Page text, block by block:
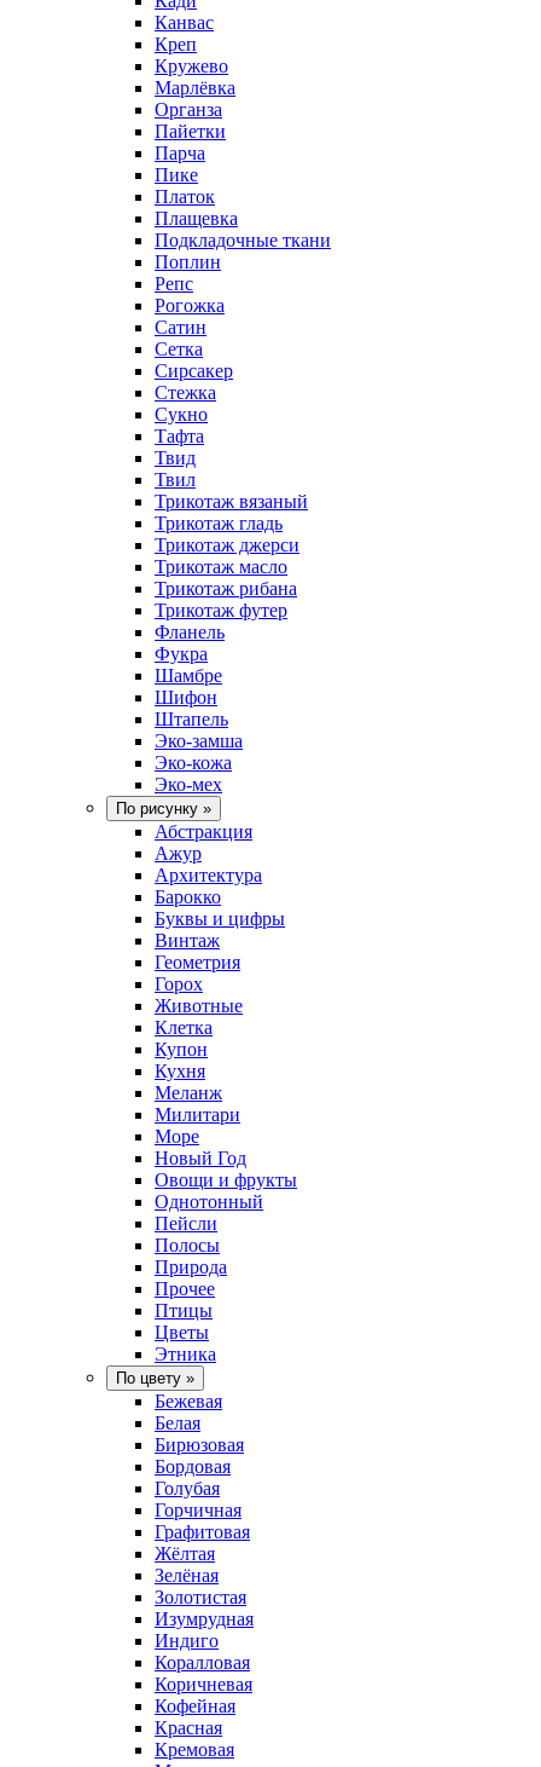
Канвас
Креп
Кружево
Марлёвка
Органза
Пайетки
Парча
Пике
Платок
Плащевка
Подкладочные ткани
Поплин
Репс
Рогожка
Сатин
Сетка
Сирсакер
Стежка
Сукно
Тафта
Твид
Твил
Трикотаж вязаный
Трикотаж гладь
Трикотаж джерси
Трикотаж масло
Трикотаж рибана
Трикотаж футер
Фланель
Фукра
Шамбре
Шифон
Штапель
Эко-замша
Эко-кожа
Эко-мех
По рисунку »
Абстракция
Ажур
Архитектура
Барокко
Буквы и цифры
Винтаж
Геометрия
Горох
Животные
Клетка
Купон
Кухня
Меланж
Милитари
Море
Новый Год
Овощи и фрукты
Однотонный
Пейсли
Полосы
Природа
Прочее
Птицы
Цветы
Этника
По цвету »
Бежевая
Белая
Бирюзовая
Бордовая
Голубая
Горчичная
Графитовая
Жёлтая
Зелёная
Золотистая
Изумрудная
Индиго
Коралловая
Коричневая
Кофейная
Красная
Кремовая